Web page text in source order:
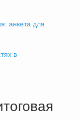
анкета для
в